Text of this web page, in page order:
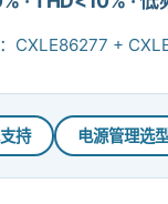
CXLE86277 +
持 电源管理选